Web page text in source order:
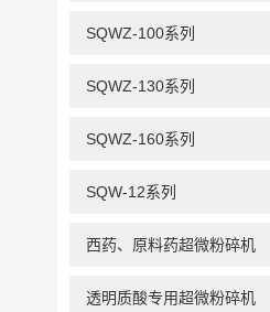
SQWZ-100系列
SQWZ-130系列
SQWZ-160系列
SQW-12系列
西药、原料药超微粉碎机
透明质酸专用超微粉碎机